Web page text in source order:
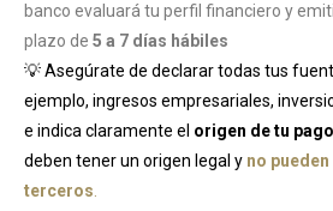
banco evaluará tu perfil financiero y
plazo de 5 a 7 días hábiles
💡 Asegúrate de declarar todas tus
ejemplo, ingresos empresariales,
e indica claramente el origen de tu
deben tener un origen legal y no
terceros.